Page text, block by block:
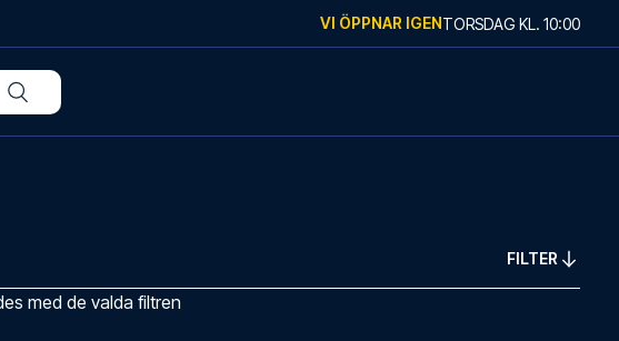
VI ÖPPNAR IGENTORSDAG KL. 10:00
FILTER
med de valda filtren